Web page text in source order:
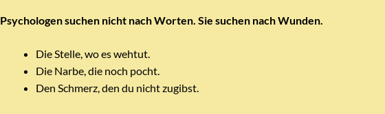
Psychologen suchen nicht nach Worten. Sie suchen nach Wunden.
Die Stelle, wo es wehtut.
Die Narbe, die noch pocht.
Den Schmerz, den du nicht zugibst.